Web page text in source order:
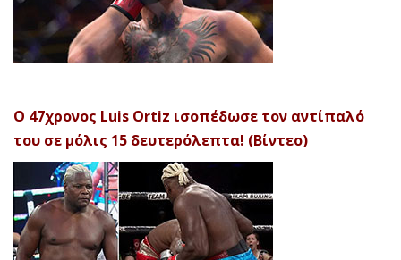
Ο 47χρονος Luis Ortiz ισοπέδωσε τον αντίπαλό
του σε μόλις 15 δευτερόλεπτα! (Βίντεο)